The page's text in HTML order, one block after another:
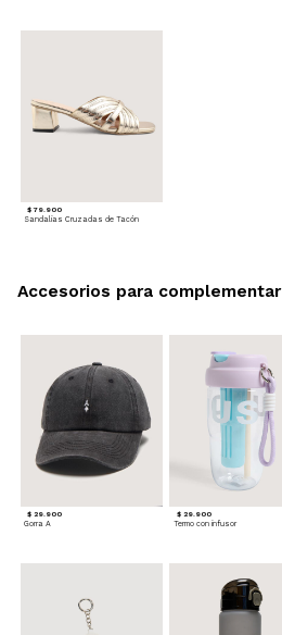
$ 79.900
Sandalias Cruzadas de Tacón
$ 29.900
Gorra A
$ 29.900
Termo con infusor
Accesorios para complementar